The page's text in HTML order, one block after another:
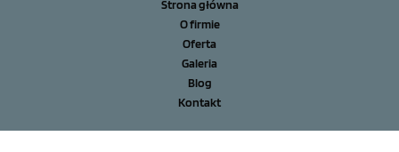
Strona główna
O firmie
Oferta
Galeria
Blog
Kontakt